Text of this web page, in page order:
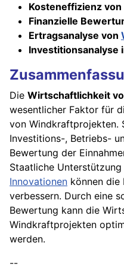
Kosteneffizienz
Finanzielle
Ertragsanalyse von
Investitionsanalyse
Die Wirtschaftlichkeit
wesentlicher Faktor für
von Windkraftprojekten.
Investitions-, Betriebs-
Bewertung der
Staatliche
Innovationen können die
verbessern. Durch eine
Bewertung kann die
Windkraftprojekten
werden.
--